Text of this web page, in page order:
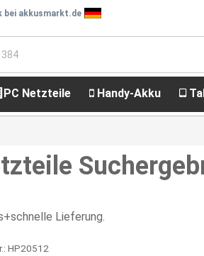
bei akkusmarkt.de
PC Netzteile Handy-Akku
Lieferung.
HP20512